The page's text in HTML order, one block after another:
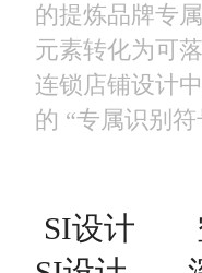
的提炼品牌专
元素转化为可
连锁店铺设计
的 “专属识别
SI设计